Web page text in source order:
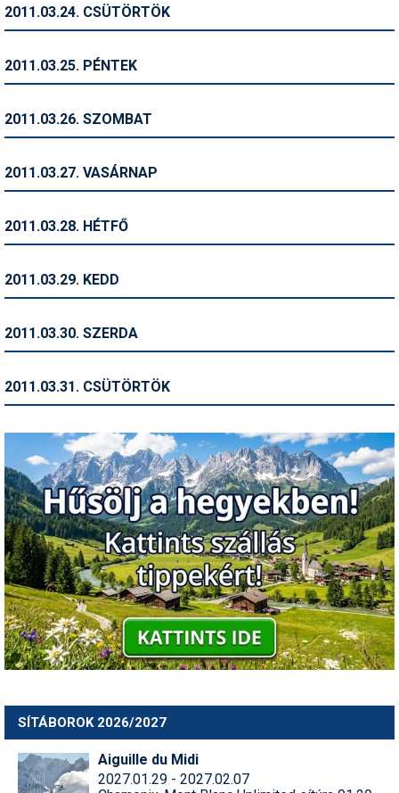
Történelem
Utazási tippek
2011.03.24. CSÜTÖRTÖK
2011.03.25. PÉNTEK
2011.03.26. SZOMBAT
2011.03.27. VASÁRNAP
2011.03.28. HÉTFŐ
2011.03.29. KEDD
2011.03.30. SZERDA
2011.03.31. CSÜTÖRTÖK
SÍTÁBOROK 2026/2027
Aiguille du Midi
2027.01.29 - 2027.02.07